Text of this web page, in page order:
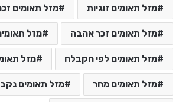
מזל תאומים זוגיות מזל תאומים
מזל תאומים זכר אהבה מזל
מזל תאומים לפי הקבלה מזל
מזל תאומים מחר מזל תאומים